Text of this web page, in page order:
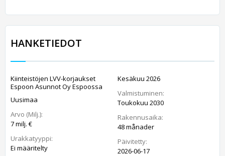
HANKETIEDOT
Kiinteistöjen LVV-korjaukset
Espoon Asunnot Oy Espoossa
Uusimaa
Arvo (Milj.):
7 milj. €
Urakkatyyppi:
Ei määritelty
Kesäkuu 2026
Valmistuminen:
Toukokuu 2030
Rakennusaika:
48 månader
Päivitetty:
2026-06-17